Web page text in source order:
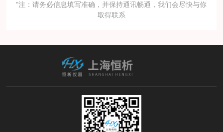
"注：请务必信息填写准确，并保持通讯畅通，我们会尽快与你
取得联系